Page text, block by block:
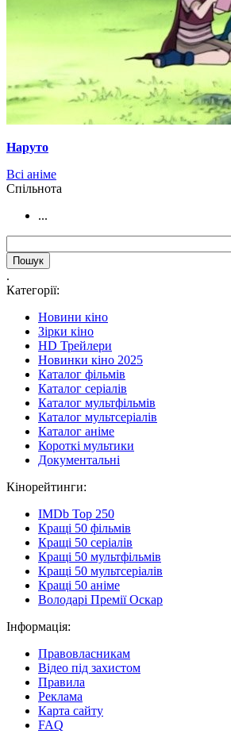
Наруто
Всі аніме
Cпільнота
...
.
Категорії:
Новини кіно
Зірки кіно
HD Трейлери
Новинки кіно 2025
Каталог фільмів
Каталог серіалів
Каталог мультфільмів
Каталог мультсеріалів
Каталог аніме
Короткі мультики
Документальні
Кінорейтинги:
IMDb Top 250
Кращі 50 фільмів
Кращі 50 серіалів
Кращі 50 мультфільмів
Кращі 50 мультсеріалів
Кращі 50 аніме
Володарі Премії Оскар
Інформація:
Правовласникам
Відео під захистом
Правила
Реклама
Карта сайту
FAQ